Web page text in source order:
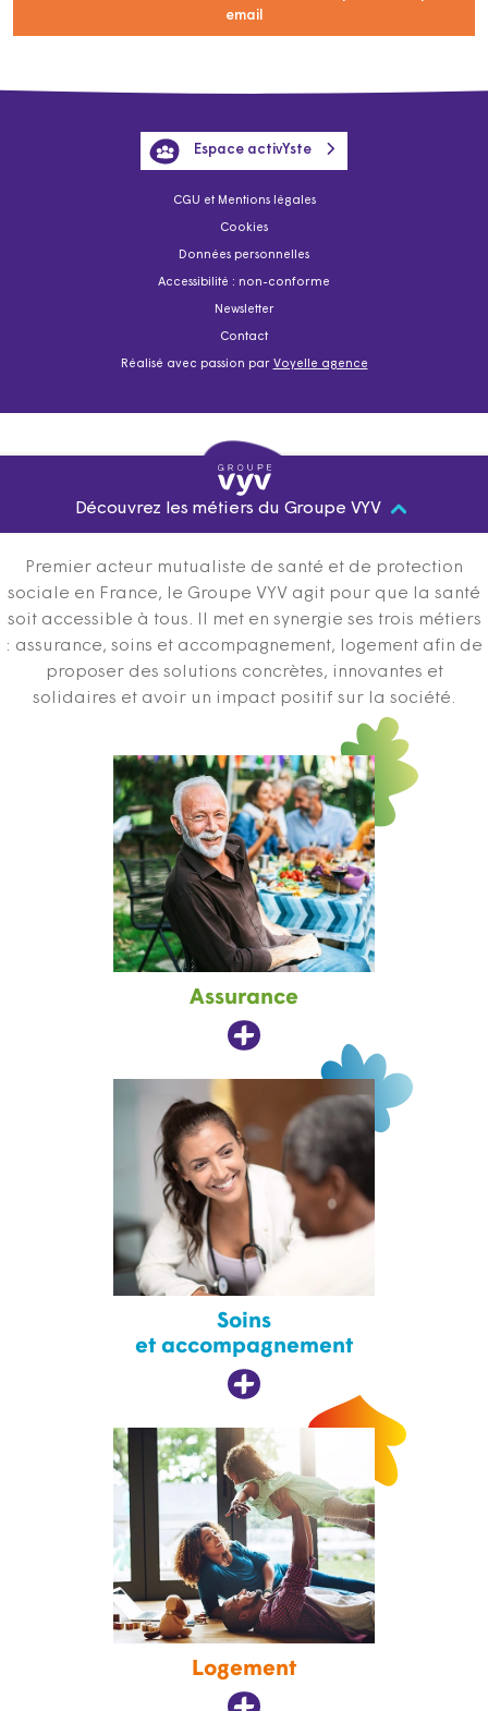
email
CGU et Mentions légales
Cookies
Données personnelles
Accessibilité : non-conforme
Newsletter
Contact
Réalisé avec passion par Voyelle agence
Espace activYste
Découvrez les métiers du Groupe VYV
Premier acteur mutualiste de santé et de protection
sociale en France, le Groupe VYV agit pour que la santé
soit accessible à tous. Il met en synergie ses trois métiers
: assurance, soins et accompagnement, logement afin de
proposer des solutions concrètes, innovantes et
solidaires et avoir un impact positif sur la société.
Assurance
Soins
et accompagnement
Logement